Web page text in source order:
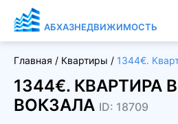
АБХАЗНЕДВИЖИМОСТЬ
Главная / Квартиры / 1344€.
1344€. КВАРТИРА
ВОКЗАЛА ID: 18709